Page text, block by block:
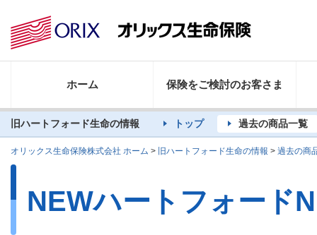
ホーム 保険をご検討のお客さま
旧ハートフォード生命の情報 トップ 過去の商品一覧
オリックス生命保険株式会社 ホーム > 旧ハートフォード生命の情報 > 過去の商
NEWハートフォード